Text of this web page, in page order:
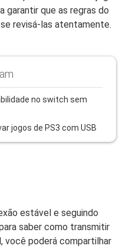
garantir que as regras do
revisá-las atentamente.
no switch sem
jogos de PS3 com USB
estável e seguindo
saber como transmitir
você poderá compartilhar